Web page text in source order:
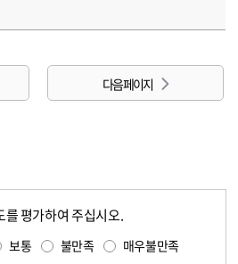
다음 페이지
평가하여 주십시오.
보통 불만족 매우불만족